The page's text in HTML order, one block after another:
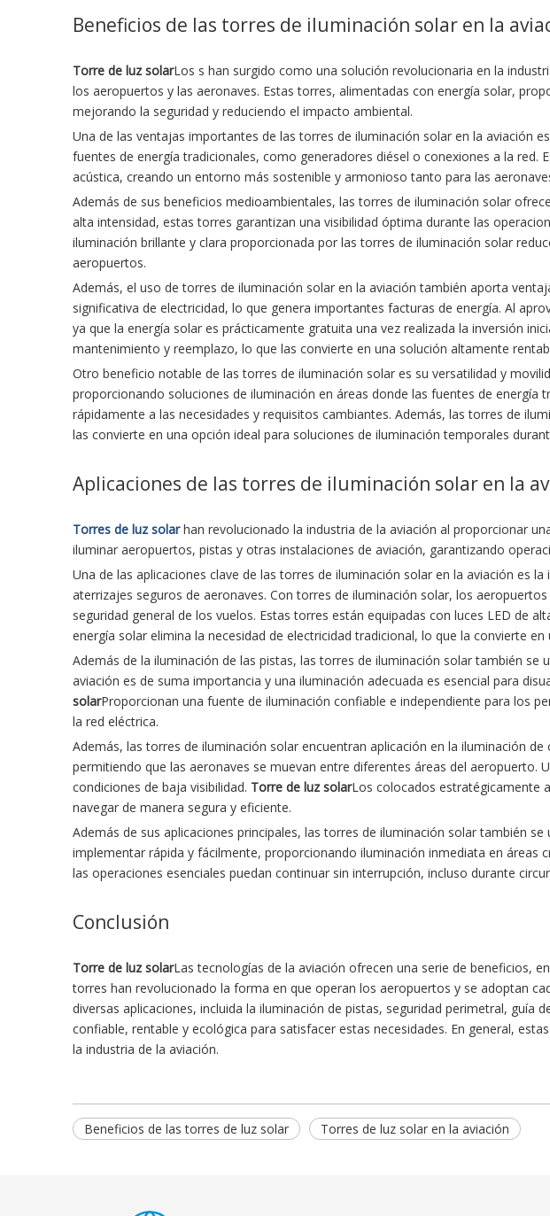
Beneficios de las torres de iluminación solar en la
Torre de luz solarLos s han surgido como una solución revolucionaria en la
los aeropuertos y las aeronaves. Estas torres, alimentadas con energía solar,
mejorando la seguridad y reduciendo el impacto ambiental.
Una de las ventajas importantes de las torres de iluminación solar en la aviación
fuentes de energía tradicionales, como generadores diésel o conexiones a la
acústica, creando un entorno más sostenible y armonioso tanto para las
Además de sus beneficios medioambientales, las torres de iluminación solar
alta intensidad, estas torres garantizan una visibilidad óptima durante las
iluminación brillante y clara proporcionada por las torres de iluminación solar
aeropuertos.
Además, el uso de torres de iluminación solar en la aviación también aporta
significativa de electricidad, lo que genera importantes facturas de energía. Al
ya que la energía solar es prácticamente gratuita una vez realizada la inversión
mantenimiento y reemplazo, lo que las convierte en una solución altamente
Otro beneficio notable de las torres de iluminación solar es su versatilidad y
proporcionando soluciones de iluminación en áreas donde las fuentes de
rápidamente a las necesidades y requisitos cambiantes. Además, las torres de
las convierte en una opción ideal para soluciones de iluminación temporales
Aplicaciones de las torres de iluminación solar en la
Torres de luz solarhan revolucionado la industria de la aviación al proporcionar
iluminar aeropuertos, pistas y otras instalaciones de aviación, garantizando
Una de las aplicaciones clave de las torres de iluminación solar en la aviación es
aterrizajes seguros de aeronaves. Con torres de iluminación solar, los
seguridad general de los vuelos. Estas torres están equipadas con luces LED de
energía solar elimina la necesidad de electricidad tradicional, lo que la convierte
Además de la iluminación de las pistas, las torres de iluminación solar también
aviación es de suma importancia y una iluminación adecuada es esencial para
solarProporcionan una fuente de iluminación confiable e independiente para los
la red eléctrica.
Además, las torres de iluminación solar encuentran aplicación en la iluminación
permitiendo que las aeronaves se muevan entre diferentes áreas del aeropuerto.
condiciones de baja visibilidad. Torre de luz solarLos colocados estratégicamente
navegar de manera segura y eficiente.
Además de sus aplicaciones principales, las torres de iluminación solar también
implementar rápida y fácilmente, proporcionando iluminación inmediata en
las operaciones esenciales puedan continuar sin interrupción, incluso durante
Conclusión
Torre de luz solarLas tecnologías de la aviación ofrecen una serie de beneficios,
torres han revolucionado la forma en que operan los aeropuertos y se adoptan
diversas aplicaciones, incluida la iluminación de pistas, seguridad perimetral, guía
confiable, rentable y ecológica para satisfacer estas necesidades. En general,
la industria de la aviación.
Beneficios de las torres de luz solar Torres de luz solar en la aviación